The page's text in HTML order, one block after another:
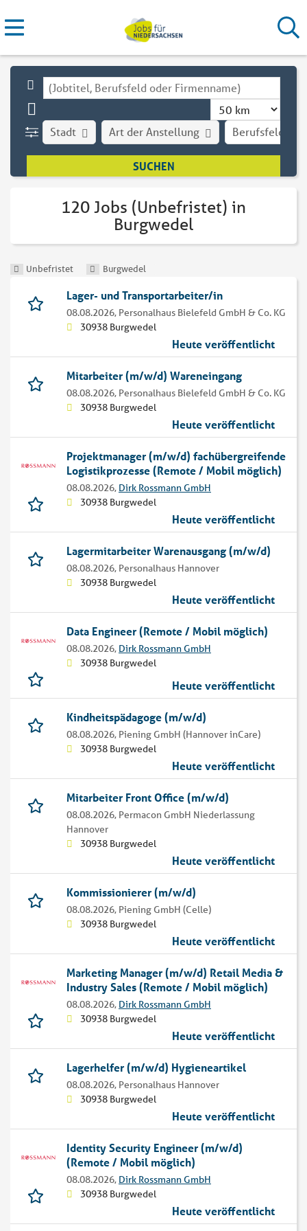
Stadt Art der Anstellung Berufsfeld
120 Jobs (Unbefristet) in
Burgwedel
Unbefristet Burgwedel
Lager- und Transportarbeiter/in
08.08.2026, Personalhaus Bielefeld GmbH & Co. KG
30938 Burgwedel
Heute veröffentlicht
Mitarbeiter (m/w/d) Wareneingang
08.08.2026, Personalhaus Bielefeld GmbH & Co. KG
30938 Burgwedel
Heute veröffentlicht
Projektmanager (m/w/d) fachübergreifende
Logistikprozesse (Remote / Mobil möglich)
08.08.2026, Dirk Rossmann GmbH
30938 Burgwedel
Heute veröffentlicht
Lagermitarbeiter Warenausgang (m/w/d)
08.08.2026, Personalhaus Hannover
30938 Burgwedel
Heute veröffentlicht
Data Engineer (Remote / Mobil möglich)
08.08.2026, Dirk Rossmann GmbH
30938 Burgwedel
Heute veröffentlicht
Kindheitspädagoge (m/w/d)
08.08.2026, Piening GmbH (Hannover inCare)
30938 Burgwedel
Heute veröffentlicht
Mitarbeiter Front Office (m/w/d)
08.08.2026, Permacon GmbH Niederlassung
Hannover
30938 Burgwedel
Heute veröffentlicht
Kommissionierer (m/w/d)
08.08.2026, Piening GmbH (Celle)
30938 Burgwedel
Heute veröffentlicht
Marketing Manager (m/w/d) Retail Media &
Industry Sales (Remote / Mobil möglich)
08.08.2026, Dirk Rossmann GmbH
30938 Burgwedel
Heute veröffentlicht
Lagerhelfer (m/w/d) Hygieneartikel
08.08.2026, Personalhaus Hannover
30938 Burgwedel
Heute veröffentlicht
Identity Security Engineer (m/w/d)
(Remote / Mobil möglich)
08.08.2026, Dirk Rossmann GmbH
30938 Burgwedel
Heute veröffentlicht